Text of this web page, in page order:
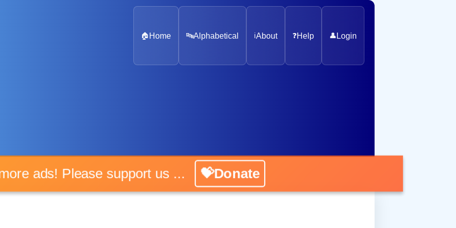
🏠 Home 🔤Alphabetical ℹ️About ❓Help 👤 Login
ads! Please support us ... 💝Donate